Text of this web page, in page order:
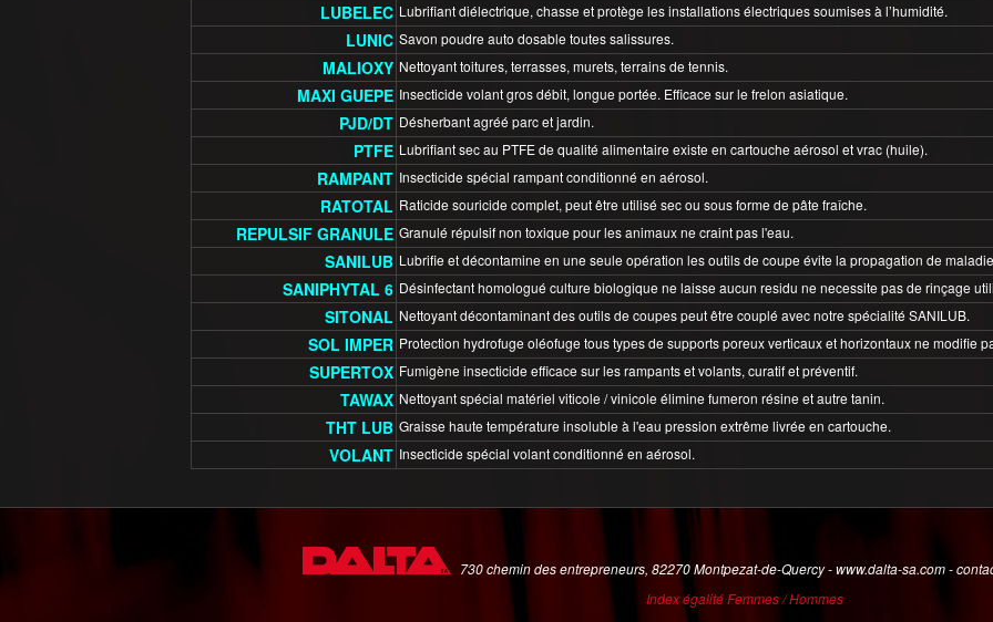
LUBELEC Lubrifiant diélectrique, chasse et protège les installations électriques soumises à l’humidité.
LUNIC Savon poudre auto dosable toutes salissures.
MALIOXY Nettoyant toitures, terrasses, murets, terrains de tennis.
MAXI GUEPE Insecticide volant gros débit, longue portée. Efficace sur le frelon asiatique.
PJD/DT Désherbant agréé parc et jardin.
PTFE Lubrifiant sec au PTFE de qualité alimentaire existe en cartouche aérosol et vrac (huile).
RAMPANT Insecticide spécial rampant conditionné en aérosol.
RATOTAL Raticide souricide complet, peut être utilisé sec ou sous forme de pâte fraîche.
REPULSIF GRANULE Granulé répulsif non toxique pour les animaux ne craint pas l'eau.
SANILUB Lubrifie et décontamine en une seule opération les outils de coupe évite la propagation de
SANIPHYTAL 6 Désinfectant homologué culture biologique ne laisse aucun residu ne necessite pas de rinçage
SITONAL Nettoyant décontaminant des outils de coupes peut être couplé avec notre spécialité SANILUB.
SOL IMPER Protection hydrofuge oléofuge tous types de supports poreux verticaux et horizontaux ne modifie
SUPERTOX Fumigène insecticide efficace sur les rampants et volants, curatif et préventif.
TAWAX Nettoyant spécial matériel viticole / vinicole élimine fumeron résine et autre tanin.
THT LUB Graisse haute température insoluble à l'eau pression extrême livrée en cartouche.
VOLANT Insecticide spécial volant conditionné en aérosol.
730 chemin des entrepreneurs, 82270 Montpezat-de-Quercy - www.dalta-sa.com -
Index égalité Femmes / Hommes